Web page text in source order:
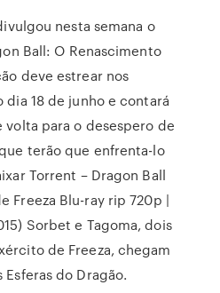
nesta semana o
Ball: O Renascimento
deve estrear nos
dia 18 de junho e contará
volta para o desespero de
terão que enfrenta-lo
Torrent – Dragon Ball
Freeza Blu-ray rip 720p |
Sorbet e Tagoma, dois
de Freeza, chegam
do Dragão.